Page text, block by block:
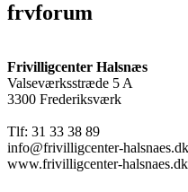
frvforum
Frivilligcenter Halsnæs
Valseværksstræde 5 A
3300 Frederiksværk
Tlf: 31 33 38 89
info@frivilligcenter-halsnaes.dk
www.frivilligcenter-halsnaes.dk